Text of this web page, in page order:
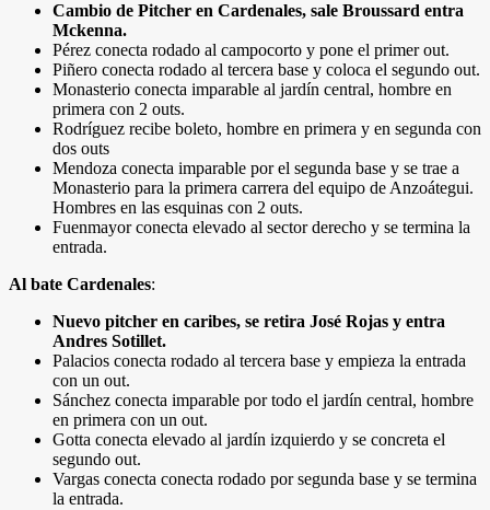
Cambio de Pitcher en Cardenales, sale Broussard entra
Mckenna.
Pérez conecta rodado al campocorto y pone el primer out.
Piñero conecta rodado al tercera base y coloca el segundo out.
Monasterio conecta imparable al jardín central, hombre en
primera con 2 outs.
Rodríguez recibe boleto, hombre en primera y en segunda con
dos outs
Mendoza conecta imparable por el segunda base y se trae a
Monasterio para la primera carrera del equipo de Anzoátegui.
Hombres en las esquinas con 2 outs.
Fuenmayor conecta elevado al sector derecho y se termina la
entrada.
Al bate Cardenales:
Nuevo pitcher en caribes, se retira José Rojas y entra
Andres Sotillet.
Palacios conecta rodado al tercera base y empieza la entrada
con un out.
Sánchez conecta imparable por todo el jardín central, hombre
en primera con un out.
Gotta conecta elevado al jardín izquierdo y se concreta el
segundo out.
Vargas conecta conecta rodado por segunda base y se termina
la entrada.